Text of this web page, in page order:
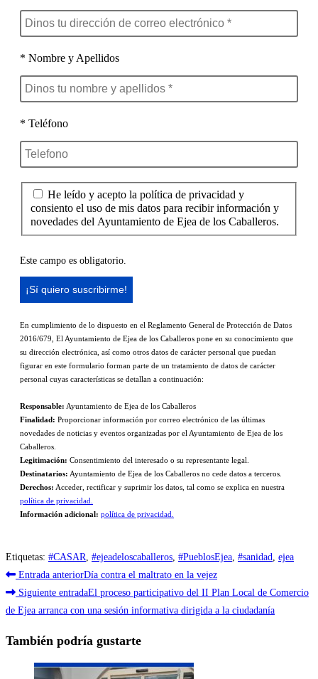
* Nombre y Apellidos
* Teléfono
He leído y acepto la política de privacidad y
consiento el uso de mis datos para recibir información y
novedades del Ayuntamiento de Ejea de los Caballeros.
Este campo es obligatorio.
En cumplimiento de lo dispuesto en el Reglamento General de Protección de Datos
2016/679, El Ayuntamiento de Ejea de los Caballeros pone en su conocimiento que
su dirección electrónica, así como otros datos de carácter personal que puedan
figurar en este formulario forman parte de un tratamiento de datos de carácter
personal cuyas características se detallan a continuación:
Responsable: Ayuntamiento de Ejea de los Caballeros
Finalidad: Proporcionar información por correo electrónico de las últimas
novedades de noticias y eventos organizadas por el Ayuntamiento de Ejea de los
Caballeros.
Legitimación: Consentimiento del interesado o su representante legal.
Destinatarios: Ayuntamiento de Ejea de los Caballeros no cede datos a terceros.
Derechos: Acceder, rectificar y suprimir los datos, tal como se explica en nuestra
política de privacidad.
Información adicional: política de privacidad.
Etiquetas: #CASAR #ejeadeloscaballeros #PueblosEjea #sanidad ejea
Leer
más
artículos
Entrada anteriorDía contra el maltrato en la vejez
Siguiente entradaEl proceso participativo del II Plan Local de Comercio
de Ejea arranca con una sesión informativa dirigida a la ciudadanía
También podría gustarte